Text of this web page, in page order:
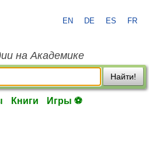
EN DE ES FR
на Академике
Найти!
Книги Игры ⚽